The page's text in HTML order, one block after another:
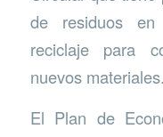
de residuos
reciclaje para
nuevos materiales.
El Plan de